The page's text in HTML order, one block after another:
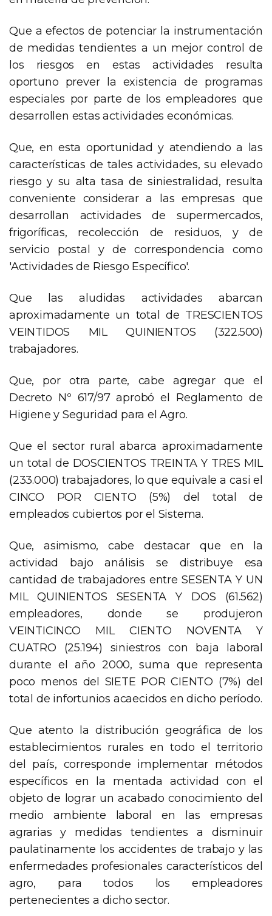
Que a efectos de potenciar la instrumentación
de medidas tendientes a un mejor control de
los riesgos en estas actividades resulta
oportuno prever la existencia de programas
especiales por parte de los empleadores que
desarrollen estas actividades económicas.
Que, en esta oportunidad y atendiendo a las
características de tales actividades, su elevado
riesgo y su alta tasa de siniestralidad, resulta
conveniente considerar a las empresas que
desarrollan actividades de supermercados,
frigoríficas, recolección de residuos, y de
servicio postal y de correspondencia como
'Actividades de Riesgo Específico'.
Que las aludidas actividades abarcan
aproximadamente un total de TRESCIENTOS
VEINTIDOS MIL QUINIENTOS (322.500)
trabajadores.
Que, por otra parte, cabe agregar que el
Decreto Nº 617/97 aprobó el Reglamento de
Higiene y Seguridad para el Agro.
Que el sector rural abarca aproximadamente
un total de DOSCIENTOS TREINTA Y TRES MIL
(233.000) trabajadores, lo que equivale a casi el
CINCO POR CIENTO (5%) del total de
empleados cubiertos por el Sistema.
Que, asimismo, cabe destacar que en la
actividad bajo análisis se distribuye esa
cantidad de trabajadores entre SESENTA Y UN
MIL QUINIENTOS SESENTA Y DOS (61.562)
empleadores, donde se produjeron
VEINTICINCO MIL CIENTO NOVENTA Y
CUATRO (25.194) siniestros con baja laboral
durante el año 2000, suma que representa
poco menos del SIETE POR CIENTO (7%) del
total de infortunios acaecidos en dicho período.
Que atento la distribución geográfica de los
establecimientos rurales en todo el territorio
del país, corresponde implementar métodos
específicos en la mentada actividad con el
objeto de lograr un acabado conocimiento del
medio ambiente laboral en las empresas
agrarias y medidas tendientes a disminuir
paulatinamente los accidentes de trabajo y las
enfermedades profesionales característicos del
agro, para todos los empleadores
pertenecientes a dicho sector.